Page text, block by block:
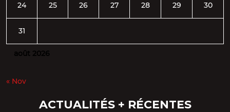
août 2026
24 25 26 27 28 29 30
31
« Nov
ACTUALITÉS + RÉCENTES